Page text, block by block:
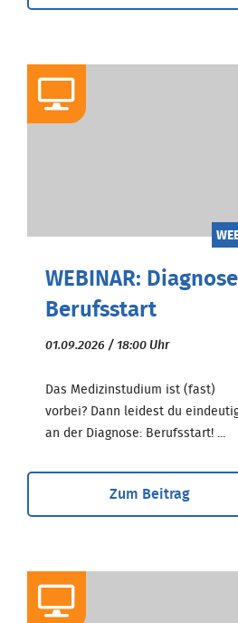
WEBINAR: Diagnose
Berufsstart
01.09.2026 / 18:00 Uhr
Das Medizinstudium ist (fast)
vorbei? Dann leidest du
an der Diagnose: Berufsstart! ...
Zum Beitrag